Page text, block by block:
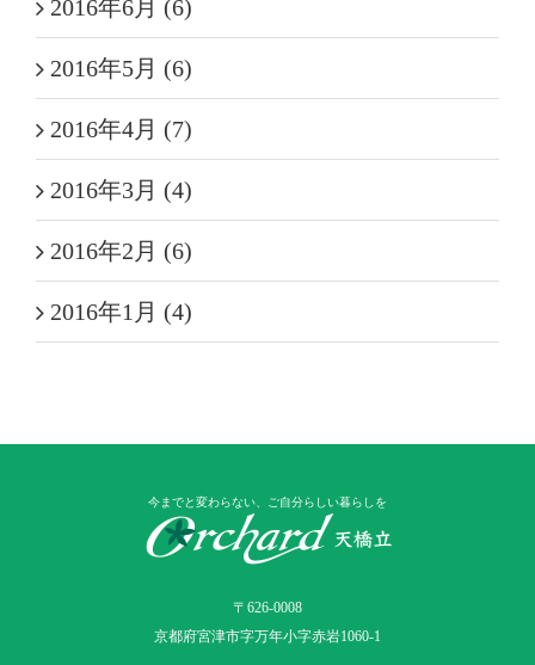
2016年6月 (6)
2016年5月 (6)
2016年4月 (7)
2016年3月 (4)
2016年2月 (6)
2016年1月 (4)
今までと変わらない、ご自分らしい暮らしを
〒626-0008
京都府宮津市字万年小字赤岩1060-1